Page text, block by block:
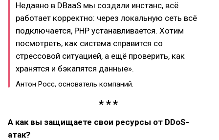
Недавно в DBaaS мы создали инстанс, всё
работает корректно: через локальную сеть всё
подключается, PHP устанавливается. Хотим
посмотреть, как система справится со
стрессовой ситуацией, а ещё проверить, как
хранятся и бэкапятся данные».
Антон Росс, основатель компаний.
А как вы защищаете свои ресурсы от DDoS-
атак?